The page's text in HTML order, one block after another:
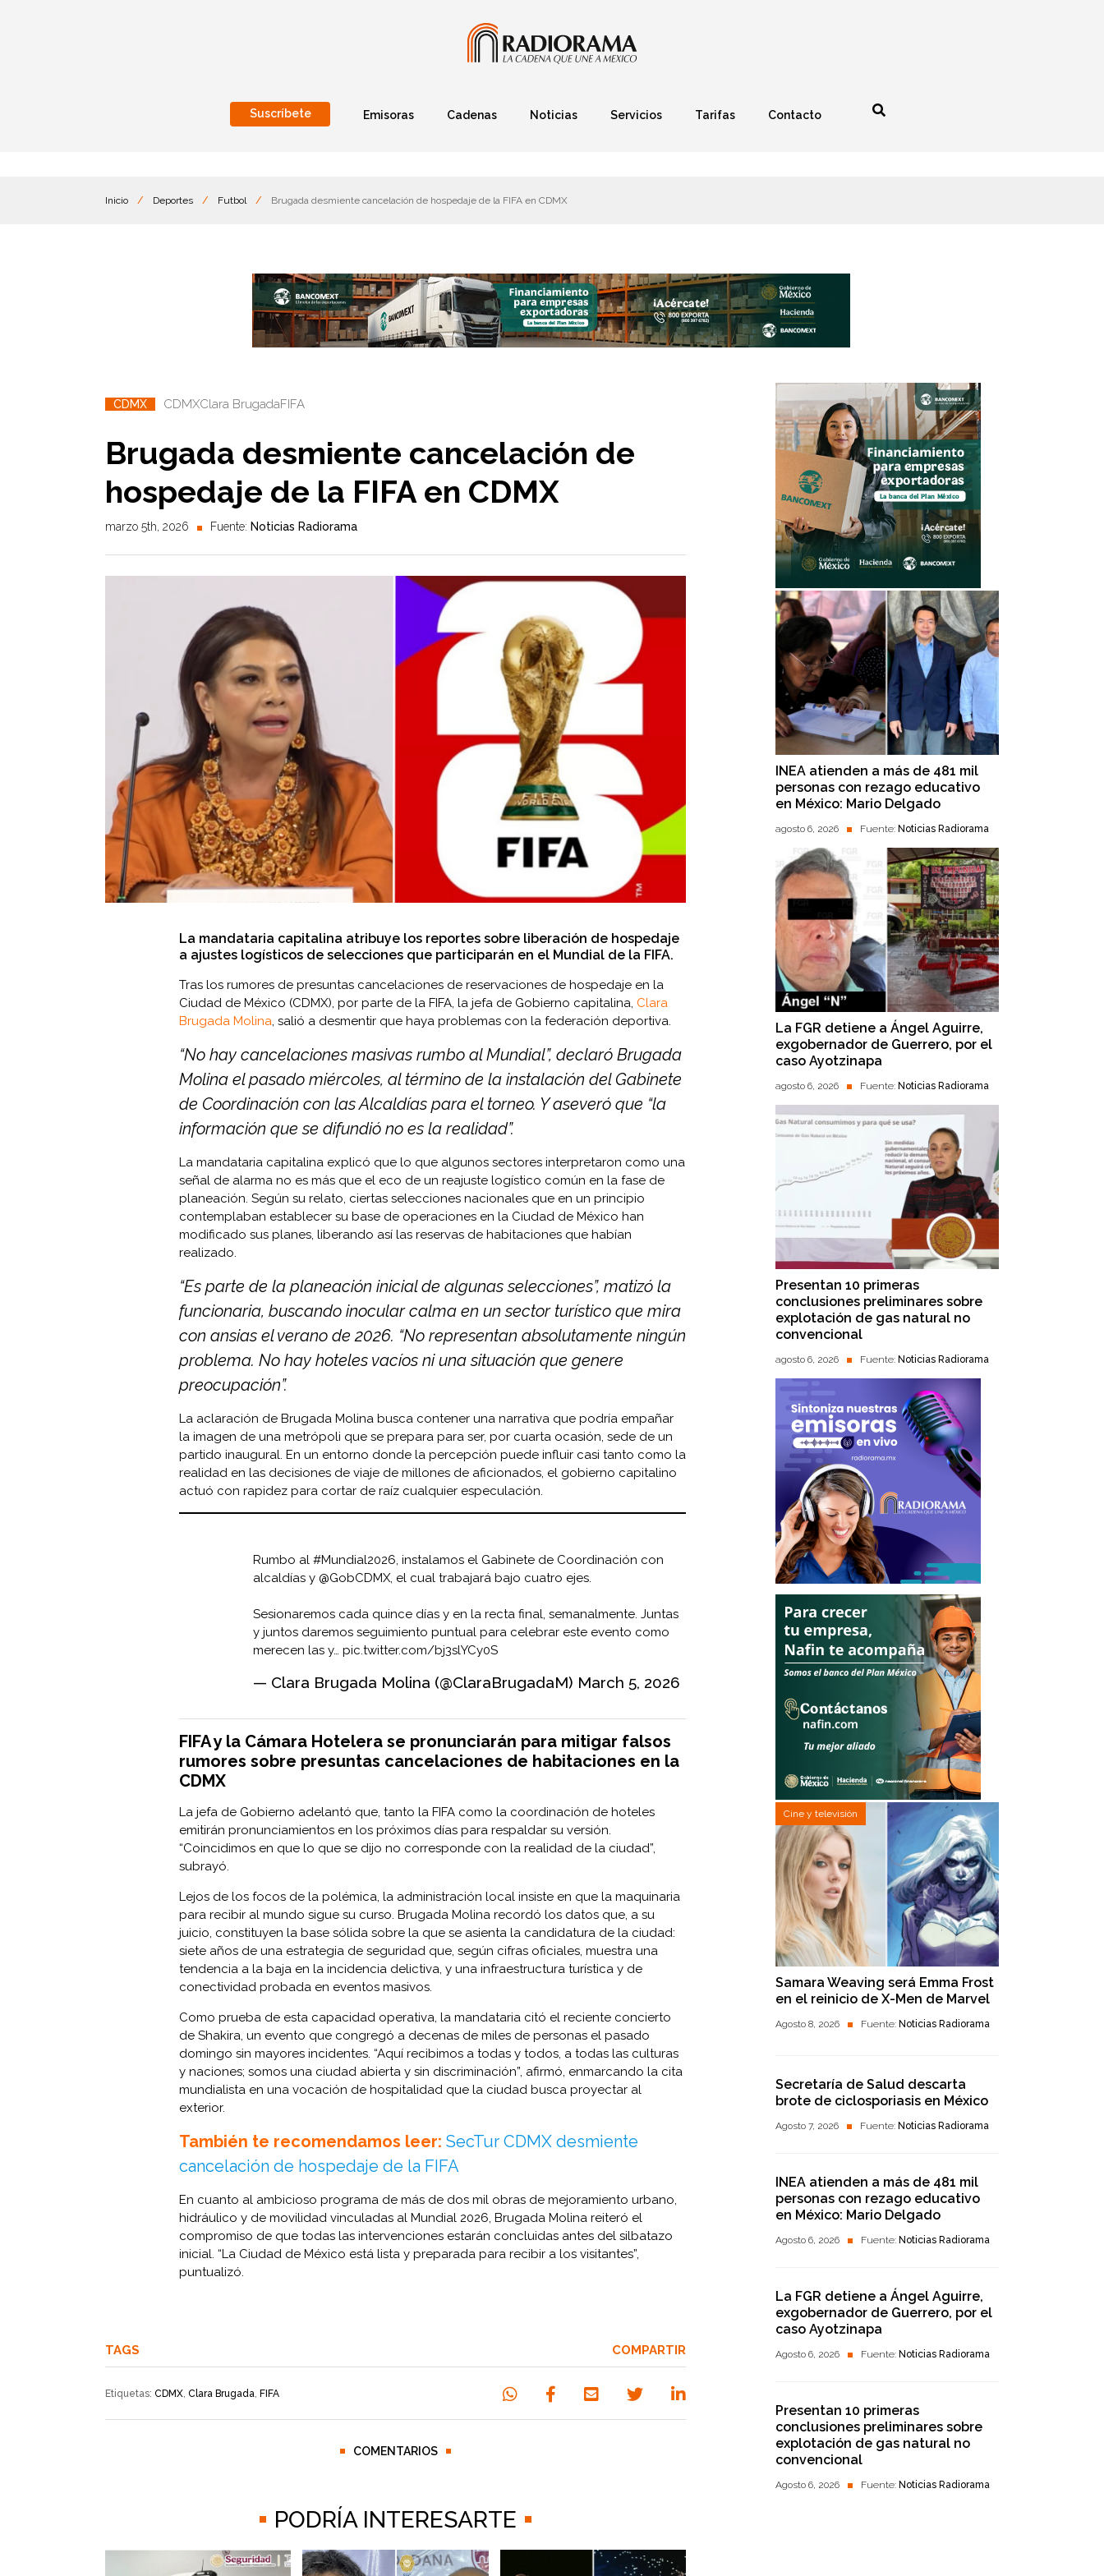
Suscríbete Emisoras Cadenas Noticias Servicios Tarifas Contacto
Inicio / Deportes / Futbol / Brugada desmiente cancelación de hospedaje de la FIFA en CDMX
CDMX CDMXClara BrugadaFIFA
Brugada desmiente cancelación de
hospedaje de la FIFA en CDMX
marzo 5th, 2026 Fuente: Noticias Radiorama
La mandataria capitalina atribuye los reportes sobre liberación de hospedaje
a ajustes logísticos de selecciones que participarán en el Mundial de la FIFA.
Tras los rumores de presuntas cancelaciones de reservaciones de hospedaje en la
Ciudad de México (CDMX), por parte de la FIFA, la jefa de Gobierno capitalina, Clara
Brugada Molina, salió a desmentir que haya problemas con la federación deportiva.
“No hay cancelaciones masivas rumbo al Mundial”, declaró Brugada
Molina el pasado miércoles, al término de la instalación del Gabinete
de Coordinación con las Alcaldías para el torneo. Y aseveró que “la
información que se difundió no es la realidad”.
La mandataria capitalina explicó que lo que algunos sectores interpretaron como una
señal de alarma no es más que el eco de un reajuste logístico común en la fase de
planeación. Según su relato, ciertas selecciones nacionales que en un principio
contemplaban establecer su base de operaciones en la Ciudad de México han
modificado sus planes, liberando así las reservas de habitaciones que habían
realizado.
“Es parte de la planeación inicial de algunas selecciones”, matizó la
funcionaria, buscando inocular calma en un sector turístico que mira
con ansias el verano de 2026. “No representan absolutamente ningún
problema. No hay hoteles vacíos ni una situación que genere
preocupación”.
La aclaración de Brugada Molina busca contener una narrativa que podría empañar
la imagen de una metrópoli que se prepara para ser, por cuarta ocasión, sede de un
partido inaugural. En un entorno donde la percepción puede influir casi tanto como la
realidad en las decisiones de viaje de millones de aficionados, el gobierno capitalino
actuó con rapidez para cortar de raíz cualquier especulación.
Rumbo al #Mundial2026, instalamos el Gabinete de Coordinación con
alcaldías y @GobCDMX, el cual trabajará bajo cuatro ejes.
Sesionaremos cada quince días y en la recta final, semanalmente. Juntas
y juntos daremos seguimiento puntual para celebrar este evento como
merecen las y… pic.twitter.com/bj3slYCy0S
— Clara Brugada Molina (@ClaraBrugadaM) March 5, 2026
FIFA y la Cámara Hotelera se pronunciarán para mitigar falsos
rumores sobre presuntas cancelaciones de habitaciones en la
CDMX
La jefa de Gobierno adelantó que, tanto la FIFA como la coordinación de hoteles
emitirán pronunciamientos en los próximos días para respaldar su versión.
“Coincidimos en que lo que se dijo no corresponde con la realidad de la ciudad”,
subrayó.
Lejos de los focos de la polémica, la administración local insiste en que la maquinaria
para recibir al mundo sigue su curso. Brugada Molina recordó los datos que, a su
juicio, constituyen la base sólida sobre la que se asienta la candidatura de la ciudad:
siete años de una estrategia de seguridad que, según cifras oficiales, muestra una
tendencia a la baja en la incidencia delictiva, y una infraestructura turística y de
conectividad probada en eventos masivos.
Como prueba de esta capacidad operativa, la mandataria citó el reciente concierto
de Shakira, un evento que congregó a decenas de miles de personas el pasado
domingo sin mayores incidentes. “Aquí recibimos a todas y todos, a todas las culturas
y naciones; somos una ciudad abierta y sin discriminación”, afirmó, enmarcando la cita
mundialista en una vocación de hospitalidad que la ciudad busca proyectar al
exterior.
También te recomendamos leer: SecTur CDMX desmiente
cancelación de hospedaje de la FIFA
En cuanto al ambicioso programa de más de dos mil obras de mejoramiento urbano,
hidráulico y de movilidad vinculadas al Mundial 2026, Brugada Molina reiteró el
compromiso de que todas las intervenciones estarán concluidas antes del silbatazo
inicial. “La Ciudad de México está lista y preparada para recibir a los visitantes”,
puntualizó.
TAGS
Etiquetas: CDMX Clara Brugada FIFA
COMPARTIR
COMENTARIOS
PODRÍA INTERESARTE
INEA atienden a más de 481 mil
personas con rezago educativo
en México: Mario Delgado
agosto 6, 2026 Fuente: Noticias Radiorama
La FGR detiene a Ángel Aguirre,
exgobernador de Guerrero, por el
caso Ayotzinapa
agosto 6, 2026 Fuente: Noticias Radiorama
Presentan 10 primeras
conclusiones preliminares sobre
explotación de gas natural no
convencional
agosto 6, 2026 Fuente: Noticias Radiorama
Cine y televisión
Samara Weaving será Emma Frost
en el reinicio de X-Men de Marvel
Agosto 8, 2026 Fuente: Noticias Radiorama
Secretaría de Salud descarta
brote de ciclosporiasis en México
Agosto 7, 2026 Fuente: Noticias Radiorama
INEA atienden a más de 481 mil
personas con rezago educativo
en México: Mario Delgado
Agosto 6, 2026 Fuente: Noticias Radiorama
La FGR detiene a Ángel Aguirre,
exgobernador de Guerrero, por el
caso Ayotzinapa
Agosto 6, 2026 Fuente: Noticias Radiorama
Presentan 10 primeras
conclusiones preliminares sobre
explotación de gas natural no
convencional
Agosto 6, 2026 Fuente: Noticias Radiorama